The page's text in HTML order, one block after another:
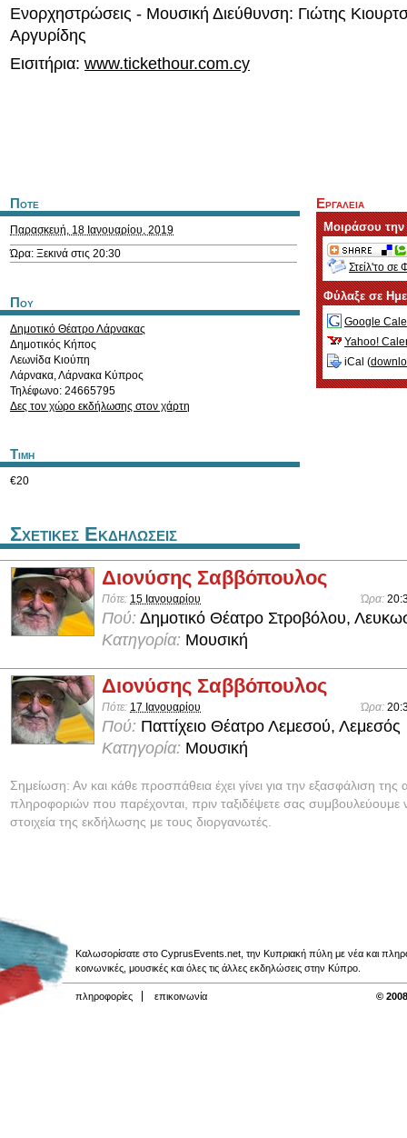
Ενορχηστρώσεις - Μουσική Διεύθυνση: Γιώτης
Αργυρίδης
Εισιτήρια: www.tickethour.com.cy
Ποτε
Παρασκευή, 18 Ιανουαρίου, 2019
Ώρα: Ξεκινά στις 20:30
Που
Δημοτικό Θέατρο Λάρνακας
Δημοτικός Κήπος
Λεωνίδα Κιούπη
Λάρνακα,Λάρνακα Κύπρος
Τηλέφωνο: 24665795
Δες τον χώρο εκδήλωσης στον χάρτη
Τιμη
€20
Εργαλεια
Μοιράσου
Στείλ'το σε
Φύλαξε σε
Google
Yahoo!
iCal (
Σχετικες Εκδηλωσεις
Διονύσης Σαββόπουλος
Πότε: 15 Ιανουαρίου Ώρα:
Πού: Δημοτικό Θέατρο Στροβόλου,
Κατηγορία: Μουσική
Διονύσης Σαββόπουλος
Πότε: 17 Ιανουαρίου Ώρα:
Πού: Παττίχειο Θέατρο Λεμεσού, Λεμεσός
Κατηγορία: Μουσική
Σημείωση: Αν και κάθε προσπάθεια έχει γίνει για την εξασφάλιση της
πληροφοριών που παρέχονται, πριν ταξιδέψετε σας συμβουλεύουμε
στοιχεία της εκδήλωσης με τους διοργανωτές.
Καλωσορίσατε στο CyprusEvents.net, την Κυπριακή πύλη με νέα και
κοινωνικές, μουσικές και όλες τις άλλες εκδηλώσεις στην Κύπρο.
πληροφορίες επικοινωνία ©